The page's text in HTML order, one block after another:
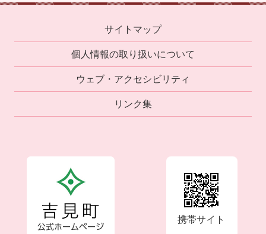
サイトマップ
個人情報の取り扱いについて
ウェブ・アクセシビリティ
リンク集
携帯サイト